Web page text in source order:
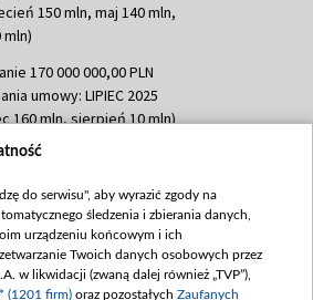
150 mln, maj 140 mln,
170 000 000,00 PLN
umowy: LIPIEC 2025
160 mln, sierpień 10 mln)
60 000 000,00 PLN
60 mln)
635 783 051,21 PLN
umowy: WRZESIEŃ 2025
100 mln, październik 350
do serwisu", aby wyrazić zgody na
śledzenia i zbierania danych,
urządzeniu końcowym i ich
Twoich danych osobowych przez
w likwidacji (zwaną dalej również „TVP”),
(1201 firm) oraz pozostałych Zaufanych